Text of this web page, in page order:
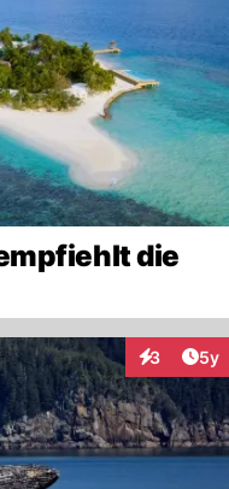
die
3 5y